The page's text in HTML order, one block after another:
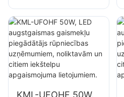
gaismekļu
piegādātājs
iekštelpām,
piemēram, rūpnīcu
ēkām un
noliktavām.
KML-UFOHF 50W,